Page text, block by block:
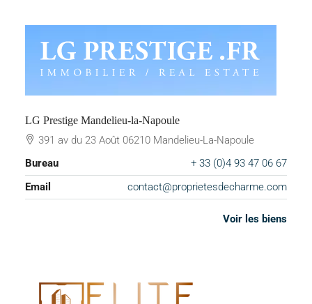
LG Prestige Mandelieu-la-Napoule
391 av du 23 Août 06210 Mandelieu-La-Napoule
Bureau
+ 33 (0)4 93 47 06 67
Email
contact@proprietesdecharme.com
Voir les biens